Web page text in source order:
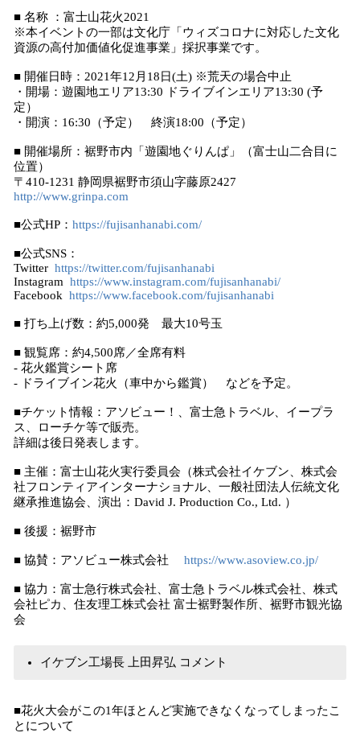
■ 名称 ：富士山花火2021
※本イベントの一部は文化庁「ウィズコロナに対応した⽂化
資源の⾼付加価値化促進事業」採択事業です。
■ 開催日時：2021年12月18日(土) ※荒天の場合中止
・開場：遊園地エリア13:30 ドライブインエリア13:30 (予
定）
・開演：16:30（予定） 終演18:00（予定）
■ 開催場所：裾野市内「遊園地ぐりんぱ」（富士山二合目に
位置）
〒410-1231 静岡県裾野市須山字藤原2427
http://www.grinpa.com
■公式HP： https://fujisanhanabi.com/
■公式SNS：
Twitter https://twitter.com/fujisanhanabi
Instagram https://www.instagram.com/fujisanhanabi/
Facebook https://www.facebook.com/fujisanhanabi
■ 打ち上げ数：約5,000発 最大10号玉
■ 観覧席：約4,500席／全席有料
- 花火鑑賞シート席
- ドライブイン花火（車中から鑑賞） などを予定。
■チケット情報：アソビュー！、富士急トラベル、イープラ
ス、ローチケ等で販売。
詳細は後日発表します。
■ 主催：富士山花火実行委員会（株式会社イケブン、株式会
社フロンティアインターナショナル、一般社団法人伝統文化
継承推進協会、演出：David J. Production Co., Ltd. ）
■ 後援：裾野市
■ 協賛：アソビュー株式会社 https://www.asoview.co.jp/
■ 協力：富士急行株式会社、富士急トラベル株式会社、株式
会社ピカ、住友理工株式会社 富士裾野製作所、裾野市観光協
会
イケブン工場長 上田昇弘 コメント
■花火大会がこの1年ほとんど実施できなくなってしまったこ
とについて